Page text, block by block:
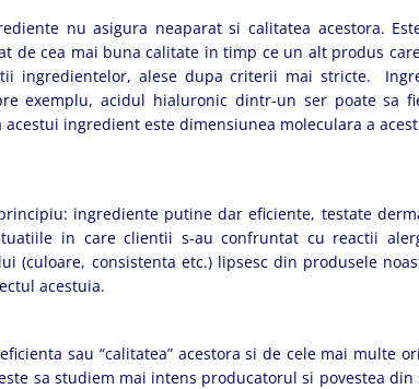
nu asigura neaparat si calitatea acestora.
de cea mai buna calitate in timp ce un alt produs
ingredientelor, alese dupa criterii mai stricte.
exemplu, acidul hialuronic dintr-un ser poate sa
ingredient este dimensiunea moleculara a
ingrediente putine dar eficiente, testate
in care clientii s-au confruntat cu reactii
(culoare, consistenta etc.) lipsesc din produsele
acestuia.
sau “calitatea” acestora si de cele mai multe
sa studiem mai intens producatorul si povestea